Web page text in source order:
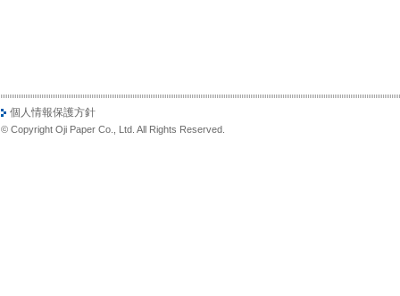
個人情報保護方針
© Copyright Oji Paper Co., Ltd. All Rights Reserved.